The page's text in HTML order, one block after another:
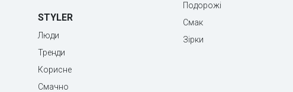
STYLER
Люди
Тренди
Корисне
Смачно
Подорожі
Смак
Зірки